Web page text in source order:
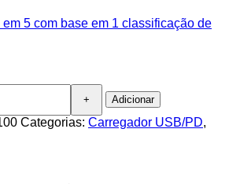
em 5 com base em 1 classificação de
Adicionar
Categorias: Carregador USB/PD,